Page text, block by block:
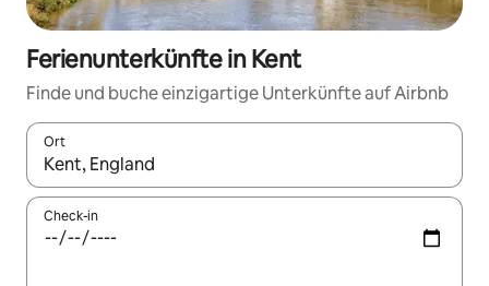
Ferienunterkünfte in Kent
Finde und buche einzigartige Unterkünfte auf Airbnb
Ort
Wenn Ergebnisse verfügbar sind, navigiere mit den
Check-in